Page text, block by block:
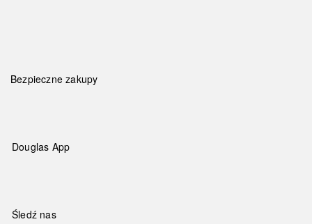
Bezpieczne zakupy
Douglas App
Śledź nas